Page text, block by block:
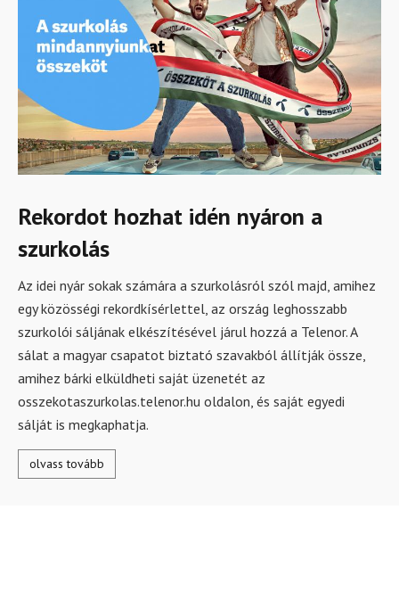
Rekordot hozhat idén nyáron a
szurkolás
Az idei nyár sokak számára a szurkolásról szól majd, amihez
egy közösségi rekordkísérlettel, az ország leghosszabb
szurkolói sáljának elkészítésével járul hozzá a Telenor. A
sálat a magyar csapatot biztató szavakból állítják össze,
amihez bárki elküldheti saját üzenetét az
osszekotaszurkolas.telenor.hu oldalon, és saját egyedi
sálját is megkaphatja.
olvass tovább